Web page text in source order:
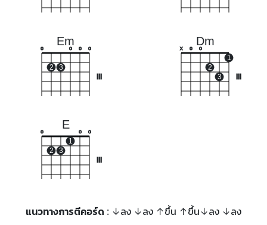
Em
o
2 3
o o o
Dm
x o o
2
3
1
E
o
2 3
1
o o
แนวทางการตีคอร์ด : ↓ลง ↓ลง ↑ขึ้น ↑ขึ้น↓ลง ↓ลง